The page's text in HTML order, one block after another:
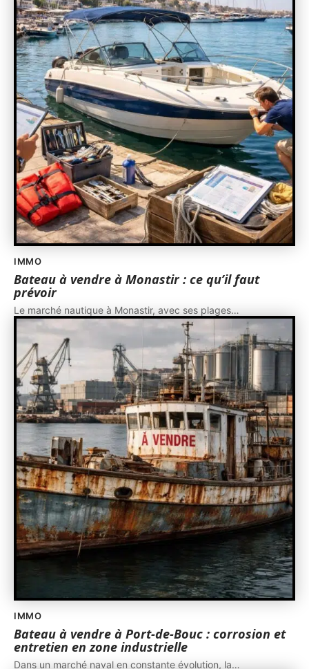
IMMO
Bateau à vendre à Monastir : ce qu’il faut
prévoir
Le marché nautique à Monastir, avec ses plages…
IMMO
Bateau à vendre à Port-de-Bouc : corrosion et
entretien en zone industrielle
Dans un marché naval en constante évolution, la…